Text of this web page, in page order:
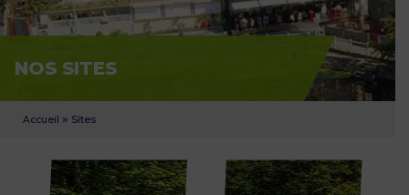
NOS SITES
Accueil » Sites